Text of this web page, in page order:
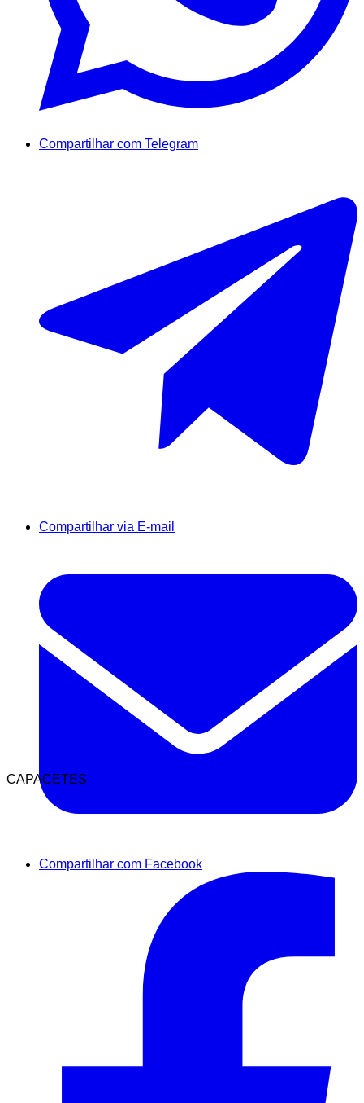
CAPACETES
Compartilhar com Telegram
Compartilhar via E-mail
Compartilhar com Facebook